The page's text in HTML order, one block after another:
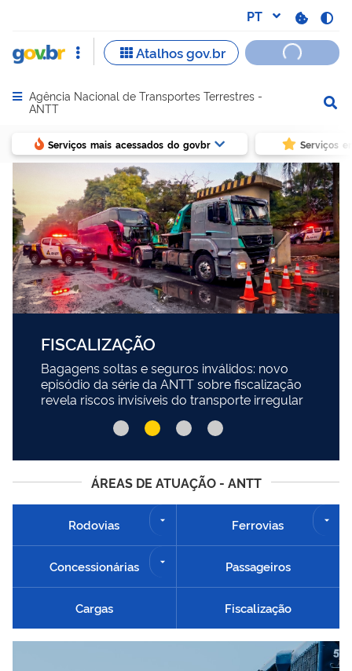
Abrir menu principal de navegação
Agência Nacional de Transportes Terrestres -
ANTT
Serviços mais acessados do govbr Serviços
FISCALIZAÇÃO
Bagagens soltas e seguros inválidos: novo
episódio da série da ANTT sobre fiscalização
revela riscos invisíveis do transporte irregular
ÁREAS DE ATUAÇÃO - ANTT
Rodovias Ferrovias
Concessionárias Passageiros
Cargas Fiscalização